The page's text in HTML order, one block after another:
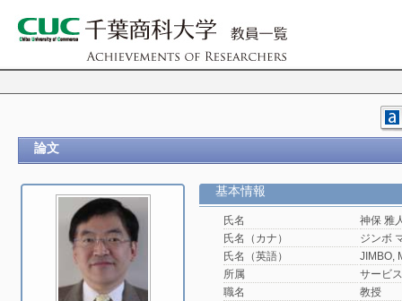
論文
基本情報
氏名
神保 雅
氏名（カナ）
ジンボ
氏名（英語）
JIMBO,
所属
サービ
職名
教授